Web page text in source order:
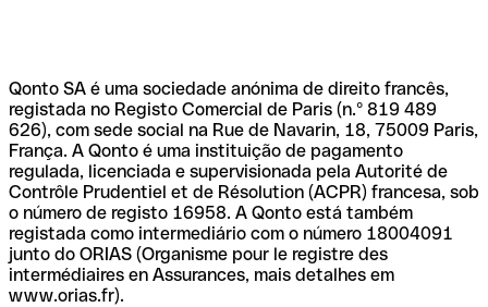
Qonto SA é uma sociedade anónima de direito francês,
registada no Registo Comercial de Paris (n.º 819 489
626), com sede social na Rue de Navarin, 18, 75009 Paris,
França. A Qonto é uma instituição de pagamento
regulada, licenciada e supervisionada pela Autorité de
Contrôle Prudentiel et de Résolution (ACPR) francesa, sob
o número de registo 16958. A Qonto está também
registada como intermediário com o número 18004091
junto do ORIAS (Organisme pour le registre des
intermédiaires en Assurances, mais detalhes em
www.orias.fr).